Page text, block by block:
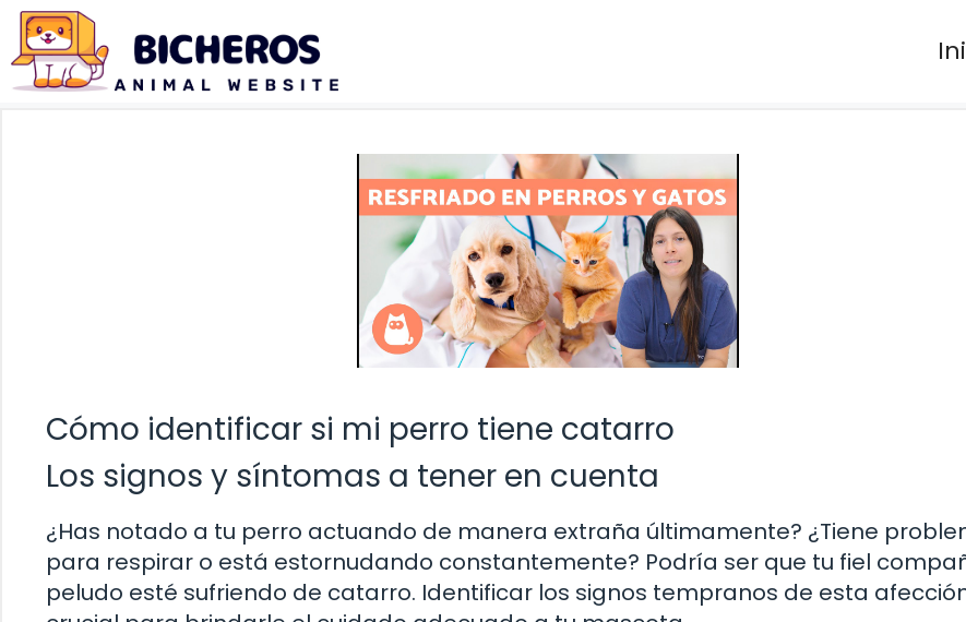
Saltar
contenido
Cómo identificar si mi perro tiene catarro
Los signos y síntomas a tener en cuenta
¿Has notado a tu perro actuando de manera extraña últimamente? ¿Tiene
para respirar o está estornudando constantemente? Podría ser que tu fiel
peludo esté sufriendo de catarro. Identificar los signos tempranos de esta